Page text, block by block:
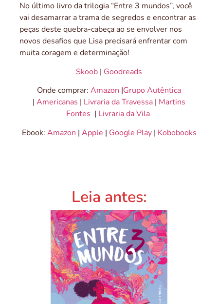
No último livro da trilogia “Entre 3 mundos”, você
vai desamarrar a trama de segredos e encontrar as
peças deste quebra-cabeça ao se envolver nos
novos desafios que Lisa precisará enfrentar com
muita coragem e determinação!
Skoob | Goodreads
Onde comprar: Amazon |Grupo Autêntica
| Americanas | Livraria da Travessa | Martins
Fontes | Livraria da Vila
Ebook: Amazon | Apple | Google Play| Kobobooks
Leia antes: